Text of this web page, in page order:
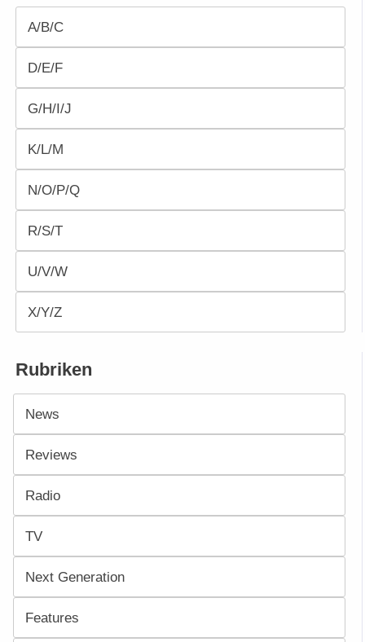
A/B/C
D/E/F
G/H/I/J
K/L/M
N/O/P/Q
R/S/T
U/V/W
X/Y/Z
Rubriken
News
Reviews
Radio
TV
Next Generation
Features